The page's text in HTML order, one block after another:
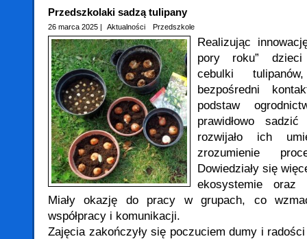
Przedszkolaki sadzą tulipany
26 marca 2025 | Aktualności Przedszkole
Realizując
pory roku” dzieci
cebulki
bezpośredni
podstaw
prawidłowo
rozwijało ich
zrozumienie
Dowiedziały się
ekosystemie oraz
Miały okazję do pracy w grupach, co
współpracy i komunikacji.
Zajęcia zakończyły się poczuciem dumy i